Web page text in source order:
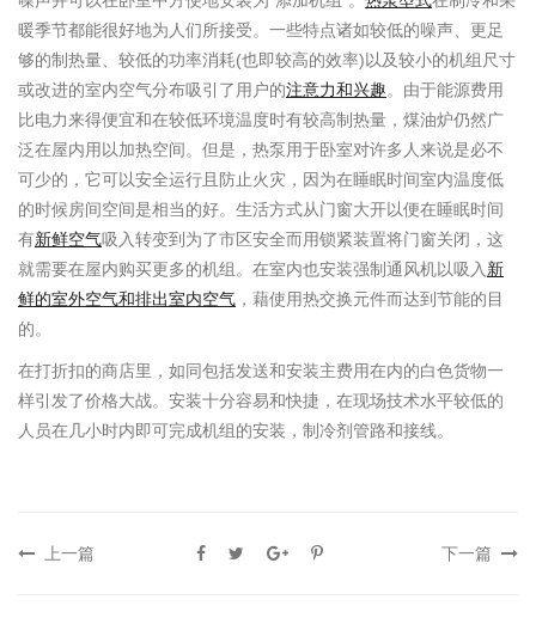
暖季节都能很好地为人们所接受。一些特点诸如较低的噪声、更足
够的制热量、较低的功率消耗(也即较高的效率)以及较小的机组尺寸
或改进的室内空气分布吸引了用户的注意力和兴趣。由于能源费用
比电力来得便宜和在较低环境温度时有较高制热量，煤油炉仍然广
泛在屋内用以加热空间。但是，热泵用于卧室对许多人来说是必不
可少的，它可以安全运行且防止火灾，因为在睡眠时间室内温度低
的时候房间空间是相当的好。生活方式从门窗大开以便在睡眠时间
有新鲜空气吸入转变到为了市区安全而用锁紧装置将门窗关闭，这
就需要在屋内购买更多的机组。在室内也安装强制通风机以吸入 新
鲜的室外空气和排出室内空气 ，藉使用热交换元件而达到节能的目
的。
在打折扣的商店里，如同包括发送和安装主费用在内的白色货物一
样引发了价格大战。安装十分容易和快捷，在现场技术水平较低的
人员在几小时内即可完成机组的安装，制冷剂管路和接线。
上一篇 下一篇